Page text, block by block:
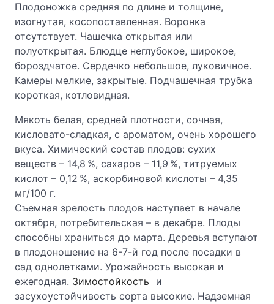
Плодоножка средняя по длине и толщине,
изогнутая, косопоставленная. Воронка
отсутствует. Чашечка открытая или
полуоткрытая. Блюдце неглубокое, широкое,
бороздчатое. Сердечко небольшое, луковичное.
Камеры мелкие, закрытые. Подчашечная трубка
короткая, котловидная.
Мякоть белая, средней плотности, сочная,
кисловато-сладкая, с ароматом, очень хорошего
вкуса. Химический состав плодов: сухих
веществ – 14,8 %, сахаров – 11,9 %, титруемых
кислот – 0,12 %, аскорбиновой кислоты – 4,35
мг/100 г.
Съемная зрелость плодов наступает в начале
октября, потребительская – в декабре. Плоды
способны храниться до марта. Деревья вступают
в плодоношение на 6-7-й год после посадки в
сад однолетками. Урожайность высокая и
ежегодная. Зимостойкость
и
засухоустойчивость сорта высокие. Надземная